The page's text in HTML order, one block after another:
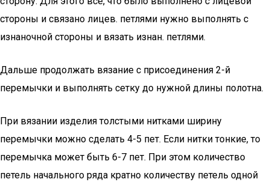
стороны и связано лицев. петлями нужно выполнять с
изнаночной стороны и вязать изнан. петлями.
Дальше продолжать вязание с присоединения 2-й
перемычки и выполнять сетку до нужной длины полотна.
При вязании изделия толстыми нитками ширину
перемычки можно сделать 4-5 пет. Если нитки тонкие, то
перемычка может быть 6-7 пет. При этом количество
петель начального ряда кратно количеству петель одной